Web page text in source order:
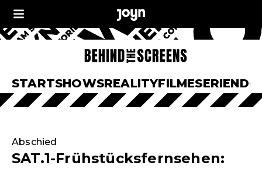
STARTSHOWSREALITYFILMESERIEN
Abschied
SAT.1-Frühstücksfernsehen: